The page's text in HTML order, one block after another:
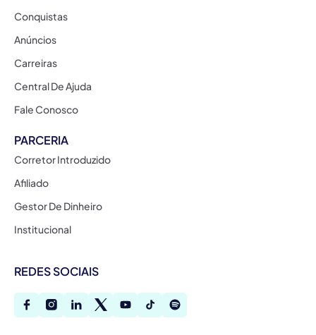
Conquistas
Anúncios
Carreiras
Central De Ajuda
Fale Conosco
PARCERIA
Corretor Introduzido
Afiliado
Gestor De Dinheiro
Institucional
REDES SOCIAIS